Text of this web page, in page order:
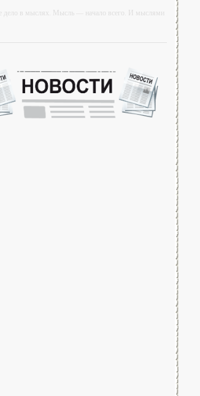
дело в мыслях. Мысль — начало всего. И мыслями
большое богатство — это ум. Самая большая
— глупость. Из всех страхов самый пугающий —
самолюбование.
что можно сделать с хорошим советом, это